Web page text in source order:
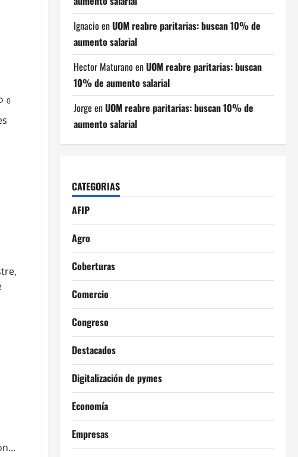
0
Ignacio enUOM reabre paritarias: buscan 10% de
aumento salarial
Hector Maturano enUOM reabre paritarias: buscan
10% de aumento salarial
Jorge enUOM reabre paritarias: buscan 10% de
aumento salarial
CATEGORIAS
AFIP
Agro
Coberturas
Comercio
Congreso
Destacados
Digitalización de pymes
Economía
Empresas